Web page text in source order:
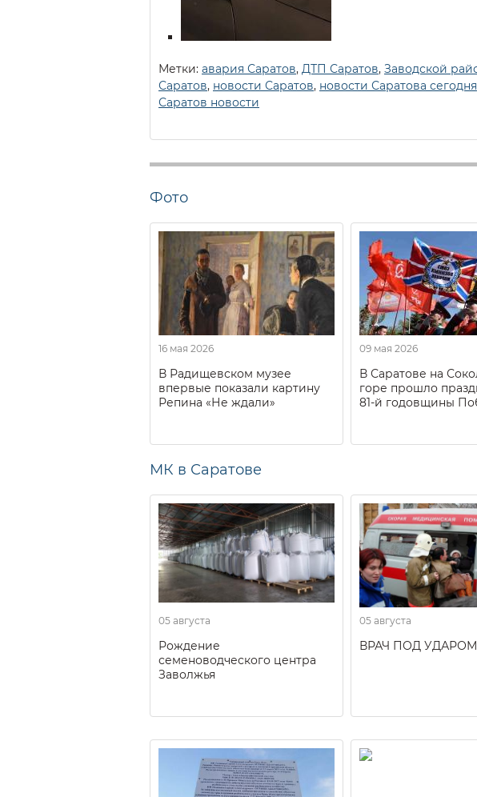
Метки: авария Саратов, ДТП Саратов, Заводской
Саратов, новости Саратов, новости Саратова сегодня
Саратов новости
Фото
16 мая 2026
В Радищевском музее
впервые показали картину
Репина «Не ждали»
09 мая 2026
В Саратове на
горе прошло
81-й годовщины
МК в Саратове
05 августа
Рождение
семеноводческого центра
Заволжья
05 августа
ВРАЧ ПОД УДАРОМ